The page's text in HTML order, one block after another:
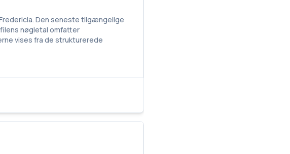
Den seneste tilgængelige
nøgletal omfatter
vises fra de strukturerede